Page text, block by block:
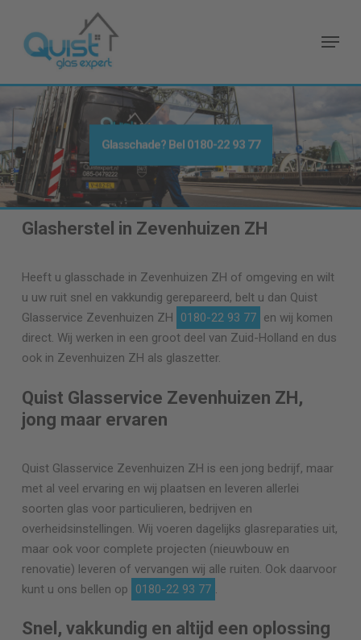
main
Menu
Glasschade? Bel 0180-22 93 77
Glasherstel in Zevenhuizen ZH
Heeft u glasschade in Zevenhuizen ZH of omgeving en wilt
u uw ruit snel en vakkundig gerepareerd, belt u dan Quist
Glasservice Zevenhuizen ZH
0180-22 93 77 en wij komen
direct. Wij werken in een groot deel van Zuid-Holland en dus
ook in Zevenhuizen ZH als glaszetter.
Quist Glasservice Zevenhuizen ZH,
jong maar ervaren
Quist Glasservice Zevenhuizen ZH is een jong bedrijf, maar
met al veel ervaring en wij plaatsen en leveren allerlei
soorten glas voor particulieren, bedrijven en
overheidsinstellingen. Wij voeren dagelijks glasreparaties uit,
maar ook voor complete projecten (nieuwbouw en
renovatie) leveren of vervangen wij alle ruiten. Ook daarvoor
kunt u ons bellen op
0180-22 93 77 .
Snel, vakkundig en altijd een oplossing